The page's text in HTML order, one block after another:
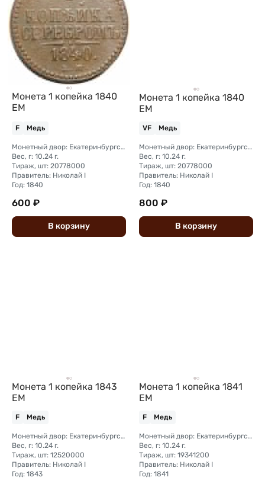
Монета 1 копейка 1840
ЕМ
F Медь
Монетный двор: Екатеринбургский монетный двор
Вес, г: 10.24 г.
Тираж, шт: 20778000
Правитель: Николай I
Год: 1840
600 ₽
В корзину
Монета 1 копейка 1840
ЕМ
VF Медь
Монетный двор: Екатеринбургский монетный двор
Вес, г: 10.24 г.
Тираж, шт: 20778000
Правитель: Николай I
Год: 1840
800 ₽
В корзину
Монета 1 копейка 1843
ЕМ
F Медь
Монетный двор: Екатеринбургский монетный двор
Вес, г: 10.24 г.
Тираж, шт: 12520000
Правитель: Николай I
Год: 1843
Монета 1 копейка 1841
ЕМ
F Медь
Монетный двор: Екатеринбургский монетный двор
Вес, г: 10.24 г.
Тираж, шт: 19341200
Правитель: Николай I
Год: 1841